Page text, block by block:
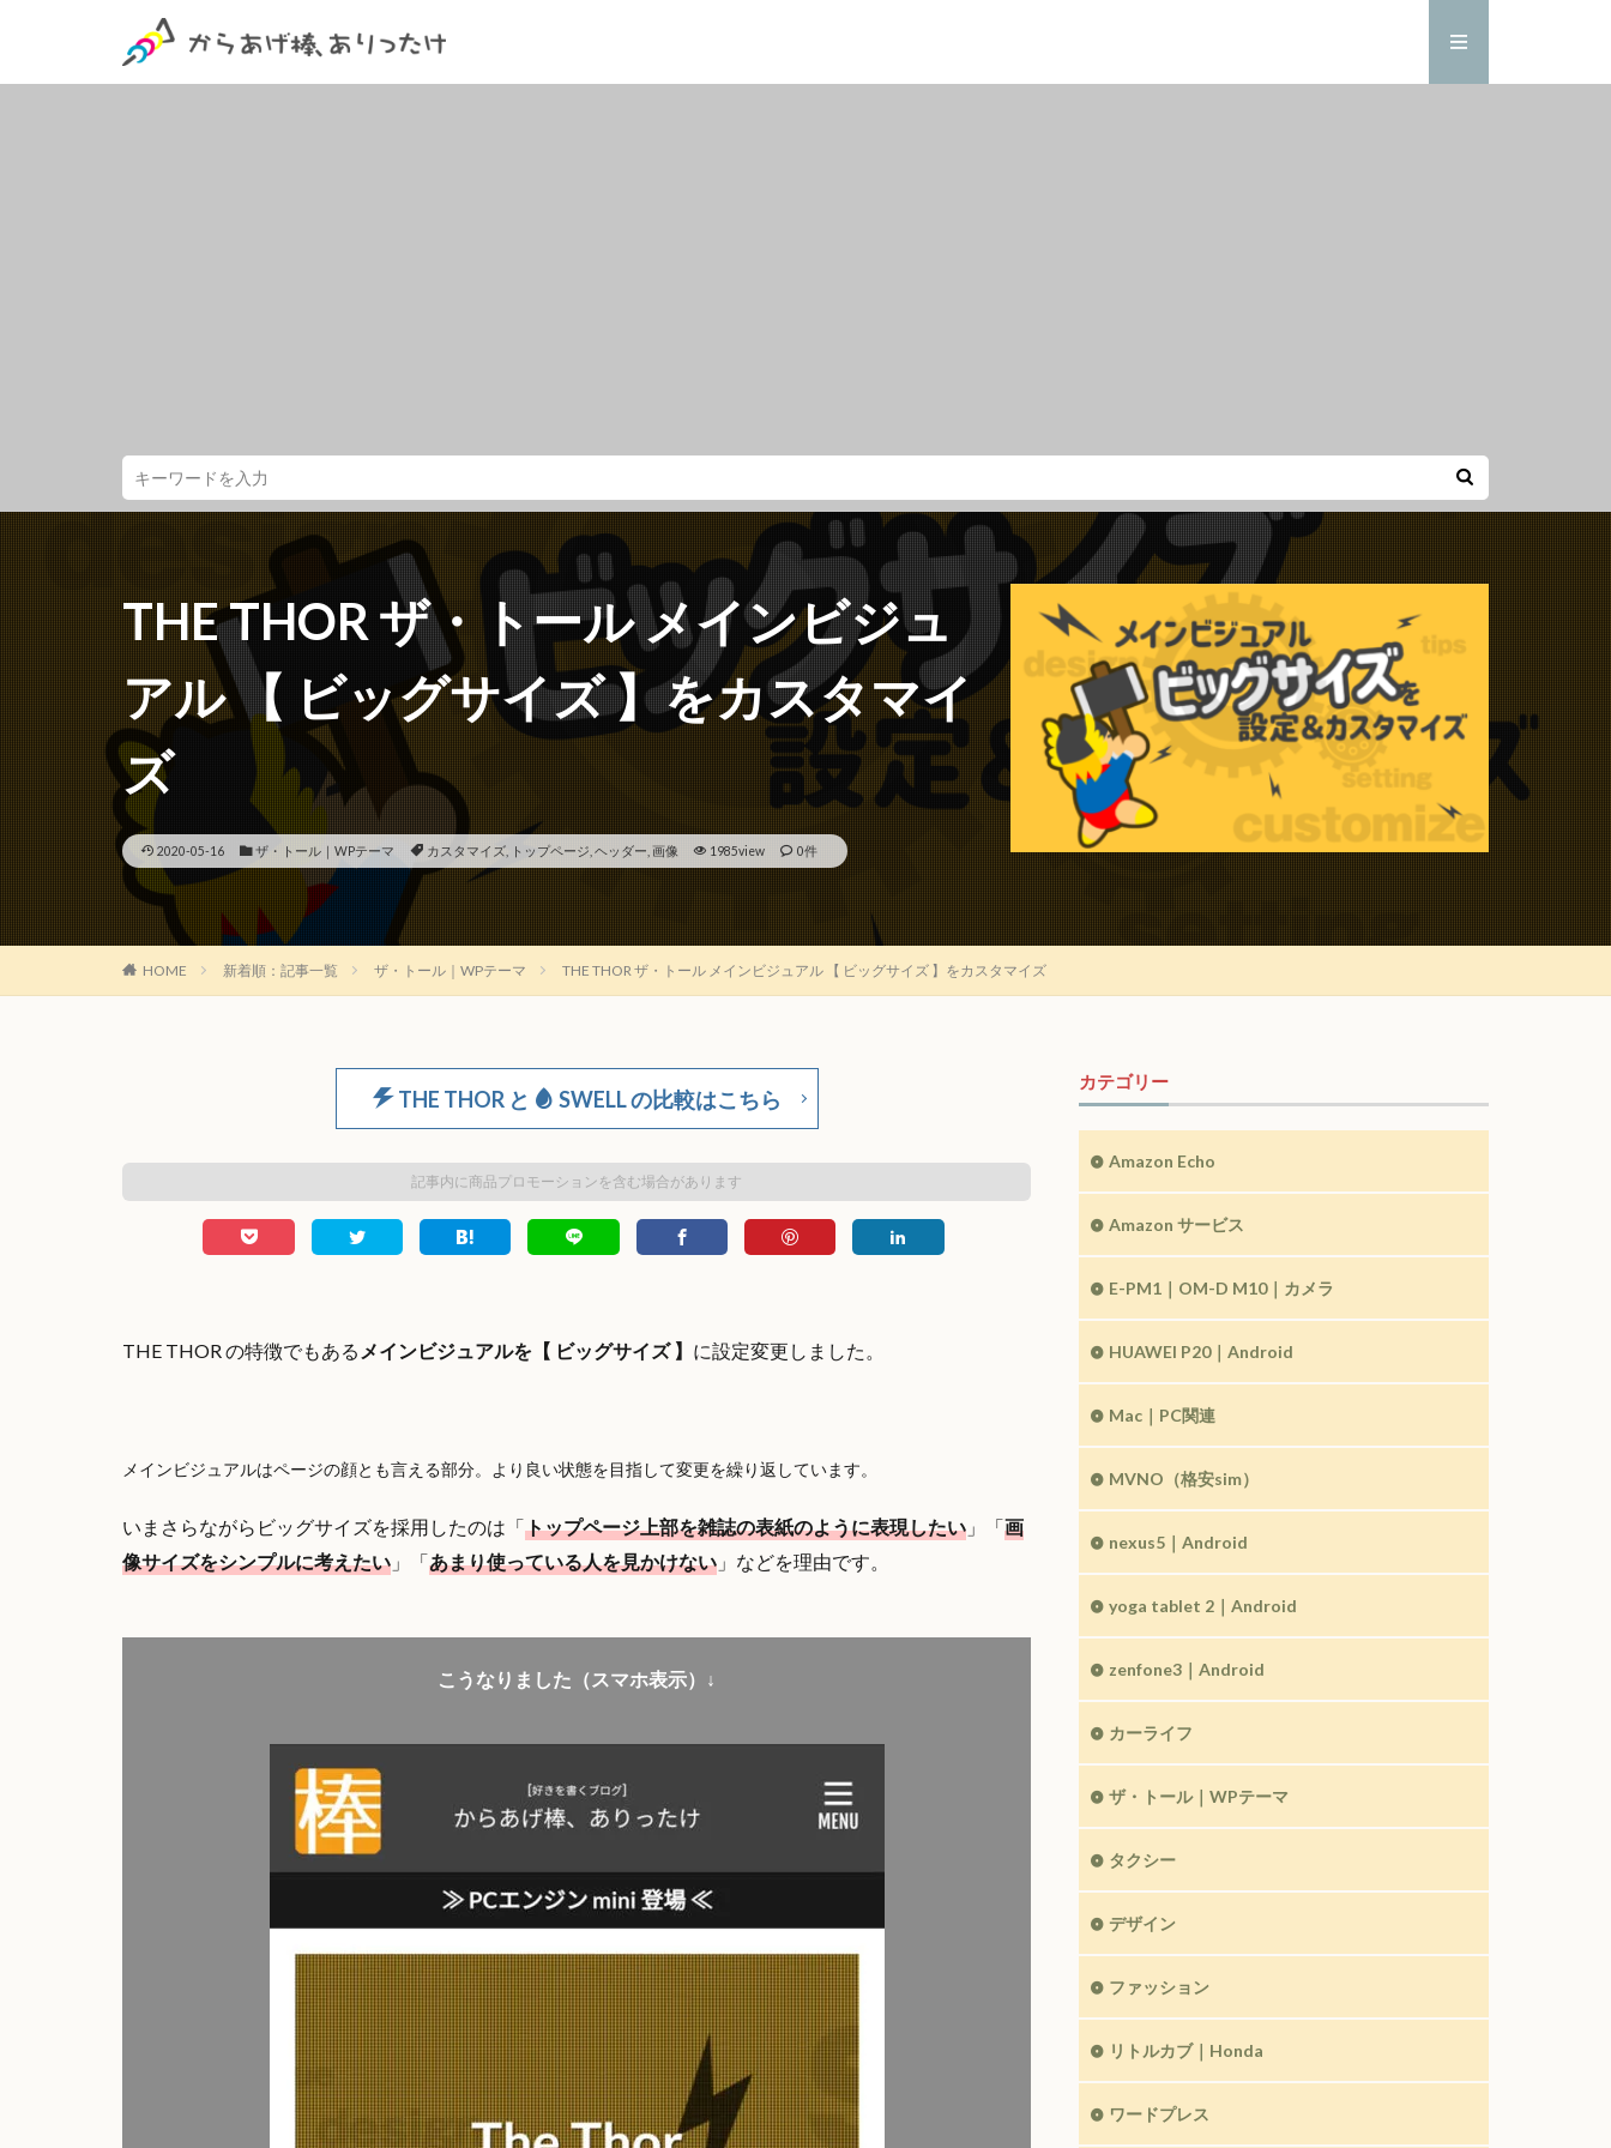
THE THOR ザ・トール メインビジュ
アル 【 ビッグサイズ 】をカスタマイ
ズ
2020-05-16 ザ・トール｜WPテーマ カスタマイズ, トップページ ヘッダー 画像 1985view 0件
HOME 新着順：記事一覧 ザ・トール｜WPテーマ THE THOR ザ・トール メインビジュアル 【 ビッグサイズ 】をカスタマイズ
THE THOR と SWELL の比較はこちら
記事内に商品プロモーションを含む場合があります
THE THOR の特徴でもある メインビジュアルを【 ビッグサイズ 】 に設定変更しました。
メインビジュアルはページの顔とも言える部分。より良い状態を目指して変更を繰り返しています。
いまさらながらビッグサイズを採用したのは「トップページ上部を雑誌の表紙のように表現したい 」「画
像サイズをシンプルに考えたい 」「あまり使っている人を見かけない 」などを理由です。
こうなりました（スマホ表示）↓
カテゴリー
Amazon Echo
Amazon サービス
E-PM1｜OM-D M10｜カメラ
HUAWEI P20｜Android
Mac｜PC関連
MVNO（格安sim）
nexus5｜Android
yoga tablet 2｜Android
zenfone3｜Android
カーライフ
ザ・トール｜WPテーマ
タクシー
デザイン
ファッション
リトルカブ｜Honda
ワードプレス